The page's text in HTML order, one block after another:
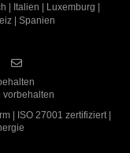
| Italien | Luxemburg |
| Spanien
vorbehalten
| ISO 27001 zertifiziert |